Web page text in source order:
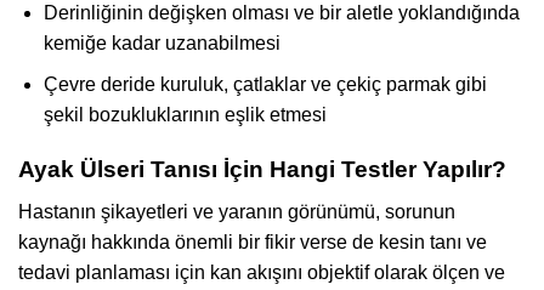
Derinliğinin değişken olması ve bir aletle yoklandığında
kemiğe kadar uzanabilmesi
Çevre deride kuruluk, çatlaklar ve çekiç parmak gibi
şekil bozukluklarının eşlik etmesi
Ayak Ülseri Tanısı İçin Hangi Testler Yapılır?
Hastanın şikayetleri ve yaranın görünümü, sorunun
kaynağı hakkında önemli bir fikir verse de kesin tanı ve
tedavi planlaması için kan akışını objektif olarak ölçen ve